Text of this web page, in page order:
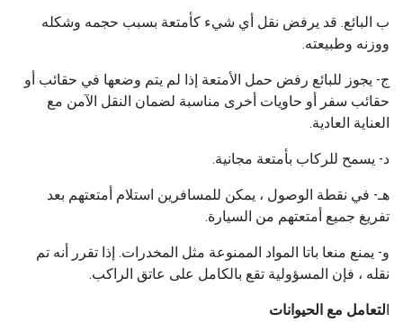
ب البائع. قد يرفض نقل أي شيء كأمتعة بسبب حجمه وشكله
ووزنه وطبيعته.
ج- يجوز للبائع رفض حمل الأمتعة إذا لم يتم وضعها في حقائب أو
حقائب سفر أو حاويات أخرى مناسبة لضمان النقل الآمن مع
العناية العادية.
د- يسمح للركاب بأمتعة مجانية.
هـ- في نقطة الوصول ، يمكن للمسافرين استلام أمتعتهم بعد
تفريغ جميع أمتعتهم من السيارة.
و- يمنع منعا باتا المواد الممنوعة مثل المخدرات. إذا تقرر أنه تم
نقله ، فإن المسؤولية تقع بالكامل على عاتق الراكب.
التعامل مع الحيوانات